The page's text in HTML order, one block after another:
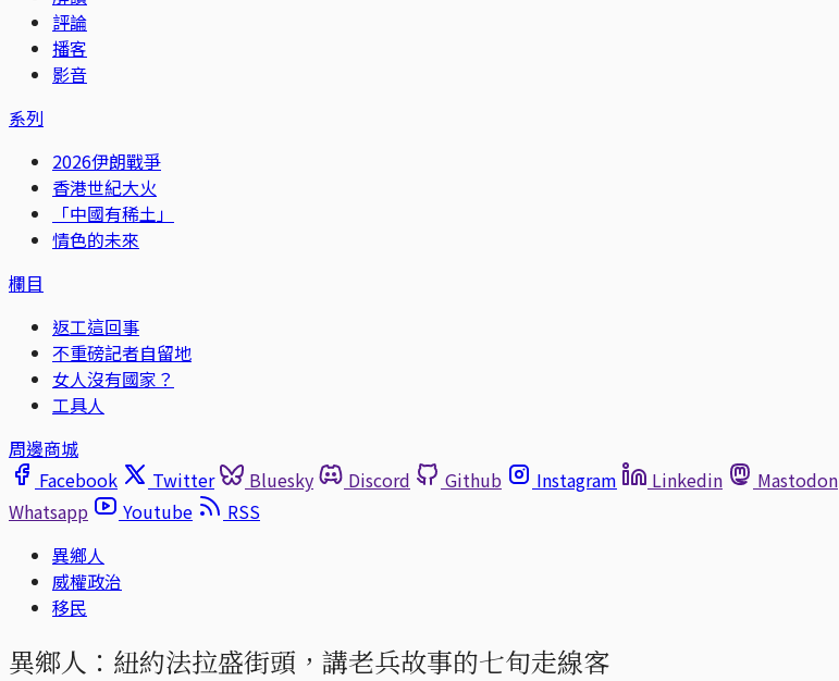
評論
播客
影音
系列
2026伊朗戰爭
香港世紀大火
「中國有稀土」
情色的未來
欄目
返工這回事
不重磅記者自留地
女人沒有國家？
工具人
周邊商城
Facebook
Twitter Bluesky Discord Github Instagram Linkedin Mastodon
Whatsapp
Youtube
RSS
異鄉人
威權政治
移民
異鄉人：紐約法拉盛街頭，講老兵故事的七旬走線客